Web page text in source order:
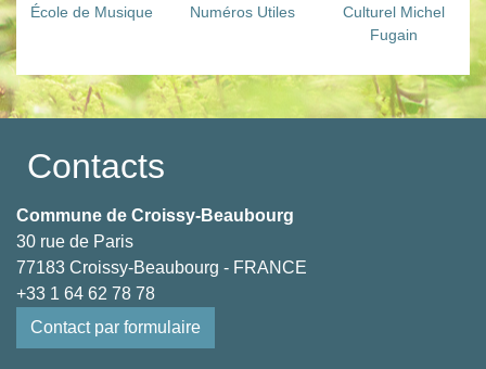
École de Musique Numéros Utiles
Culturel Michel
Fugain
Contacts
Commune de Croissy-Beaubourg
30 rue de Paris
77183 Croissy-Beaubourg - FRANCE
+33 1 64 62 78 78
Contact par formulaire